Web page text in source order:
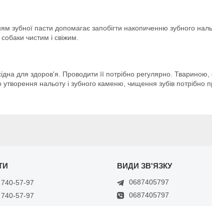
зубної пасти допомагає запобігти накопиченню зубного
чистим і свіжим.
для здоров'я. Проводити її потрібно регулярно.
нальоту і зубного каменю, чищення зубів потрібно
57-97
57-97
0687405797
0687405797